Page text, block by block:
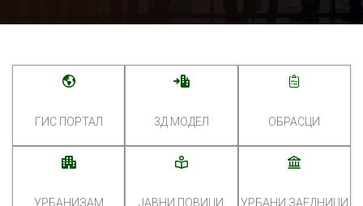
ГИС ПОРТАЛ 3Д МОДЕЛ ОБРАСЦИ
УРБАНИЗАМ ЈАВНИ ПОВИЦИ УРБАНИ ЗАЕДНИЦИ